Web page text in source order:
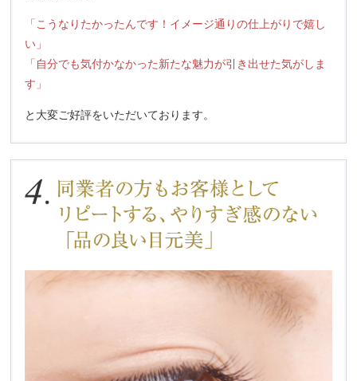
「こうなりたかったんです！イメージ通りの仕上がりで嬉し
い」
「自分でも気付かなかった新たな魅力が引き出せた気がしま
す」
と大変ご好評をいただいております。